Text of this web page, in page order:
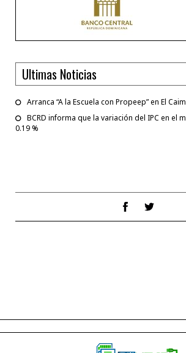
Ultimas Noticias
Arranca “A la Escuela con Propeep” en El
BCRD informa que la variación del IPC en el
0.19 %